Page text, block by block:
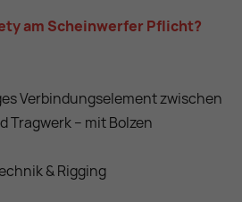
am Scheinwerfer Pflicht?
Verbindungselement zwischen
– mit Bolzen
& Rigging